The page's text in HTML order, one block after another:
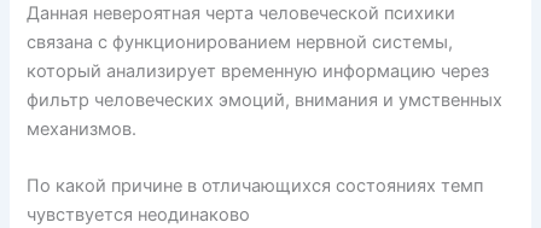
Данная невероятная черта человеческой психики
связана с функционированием нервной системы,
который анализирует временную информацию через
фильтр человеческих эмоций, внимания и умственных
механизмов.
По какой причине в отличающихся состояниях темп
чувствуется неодинаково